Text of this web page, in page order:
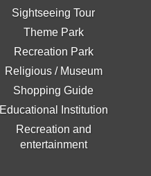
Sightseeing Tour
Theme Park
Recreation Park
Religious / Museum
Shopping Guide
Educational Institution
Recreation and
entertainment